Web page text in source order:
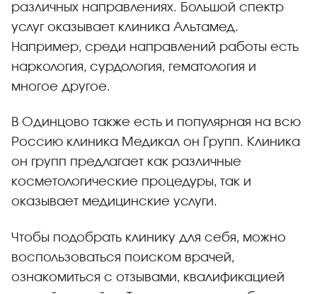
различных направлениях. Большой спектр
услуг оказывает клиника Альтамед.
Например, среди направлений работы есть
наркология, сурдология, гематология и
многое другое.
В Одинцово также есть и популярная на всю
Россию клиника Медикал он Групп. Клиника
он групп предлагает как различные
косметологические процедуры, так и
оказывает медицинские услуги.
Чтобы подобрать клинику для себя, можно
воспользоваться поиском врачей,
ознакомиться с отзывами, квалификацией